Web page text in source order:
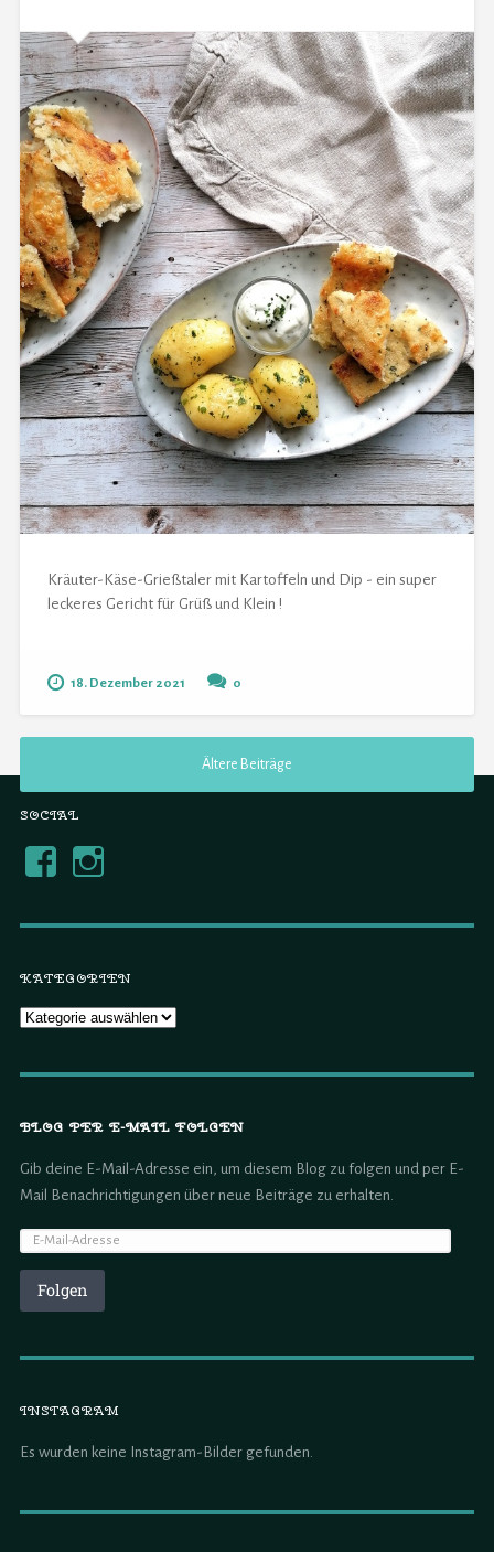
Kräuter-Käse-Grießtaler mit Kartoffeln und Dip - ein super
leckeres Gericht für Grüß und Klein !
18. Dezember 2021 0
Ältere Beiträge
SOCIAL
KATEGORIEN
BLOG PER E-MAIL FOLGEN
Gib deine E-Mail-Adresse ein, um diesem Blog zu folgen und per E-
Mail Benachrichtigungen über neue Beiträge zu erhalten.
Folgen
INSTAGRAM
Es wurden keine Instagram-Bilder gefunden.